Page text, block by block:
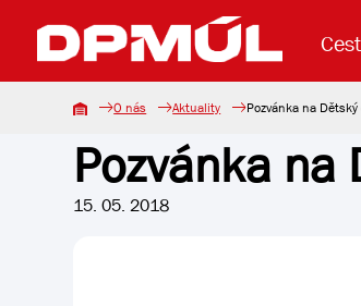
Uzavření mostu Dr. E. Beneše
Lanová dráha
Základní údaje
O nás Aktuality Pozvánka na
Pozvánka na
15. 05. 2018